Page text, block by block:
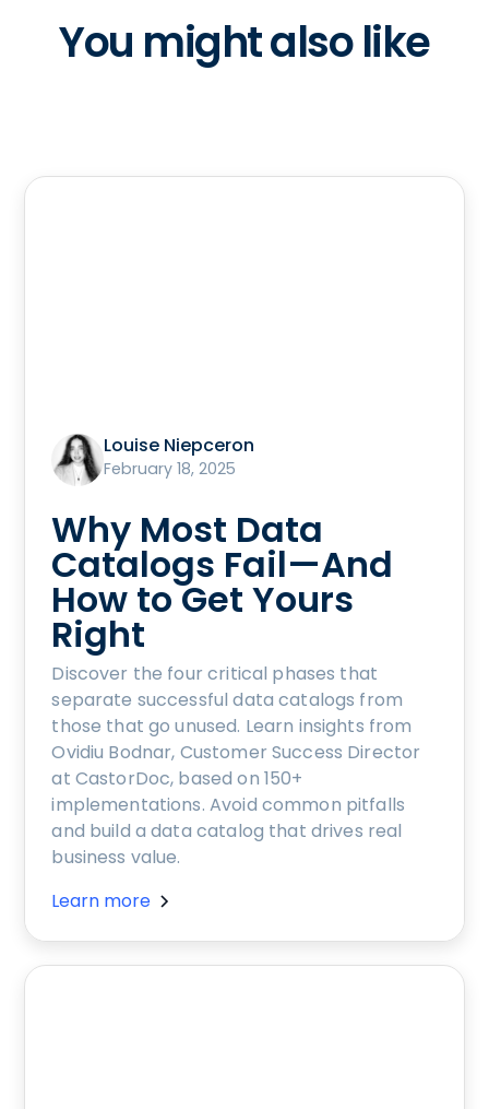
You might also like
Louise Niepceron
February 18, 2025
Why Most Data
Catalogs Fail—And
How to Get Yours
Right
Discover the four critical phases that
separate successful data catalogs from
those that go unused. Learn insights from
Ovidiu Bodnar, Customer Success Director
at CastorDoc, based on 150+
implementations. Avoid common pitfalls
and build a data catalog that drives real
business value.
Learn more